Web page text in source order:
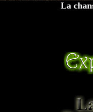
La